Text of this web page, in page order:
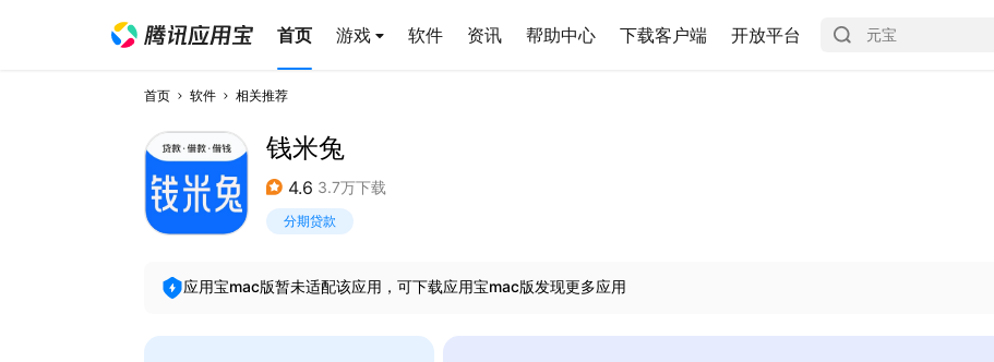
首页 游戏 软件 资讯 帮助中心 下载客户端 开放平台
首页 软件 相关推荐
钱米兔
4.6 3.7万下载
分期贷款
应用宝mac版暂未适配该应用，可下载应用宝mac版发现更多应用